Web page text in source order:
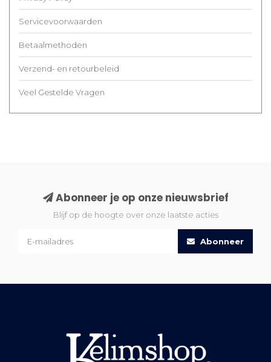
Servicevoorwaarden
Betaalmethoden
Verzend- en retourbeleid
Veel Gestelde Vragen
Abonneer je op onze nieuwsbrief
Blijf op de hoogte over onze laatste acties
Abonneer